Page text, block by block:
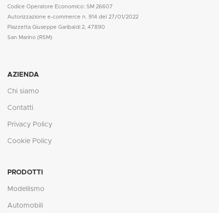
Codice Operatore Economico: SM 26607
Autorizzazione e-commerce n. 914 del 27/01/2022
Piazzetta Giuseppe Garibaldi 2, 47890
San Marino (RSM)
AZIENDA
Chi siamo
Contatti
Privacy Policy
Cookie Policy
PRODOTTI
Modellismo
Automobili